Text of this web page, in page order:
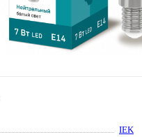
IEK